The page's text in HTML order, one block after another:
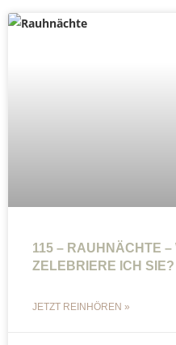
115 – RAUHNÄCHTE
ZELEBRIERE ICH SIE?
JETZT REINHÖREN »